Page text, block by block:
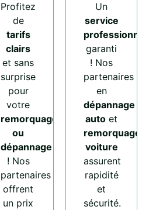
Profitez
de
tarifs
clairs
et sans
surprise
pour
votre
remorquage
ou
dépannage
! Nos
partenaires
offrent
un prix
Un
service
professionnel
garanti
! Nos
partenaires
en
dépannage
auto et
remorquage
voiture
assurent
rapidité
et
sécurité.